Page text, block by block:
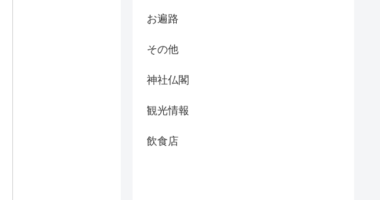
お遍路
その他
神社仏閣
観光情報
飲食店